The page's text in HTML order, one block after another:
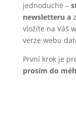
jednoduché –
newsletteru a
vložíte na Váš
verze webu
První krok je
prosím do